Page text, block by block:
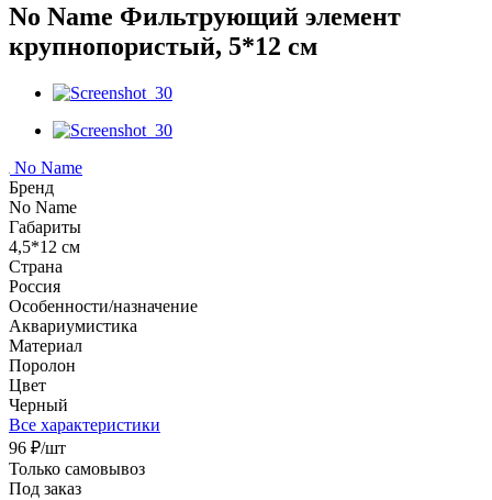
No Name Фильтрующий элемент
крупнопористый, 5*12 см
No Name
Бренд
No Name
Габариты
4,5*12 см
Страна
Россия
Особенности/назначение
Аквариумистика
Материал
Поролон
Цвет
Черный
Все характеристики
96 ₽/шт
Только самовывоз
Под заказ